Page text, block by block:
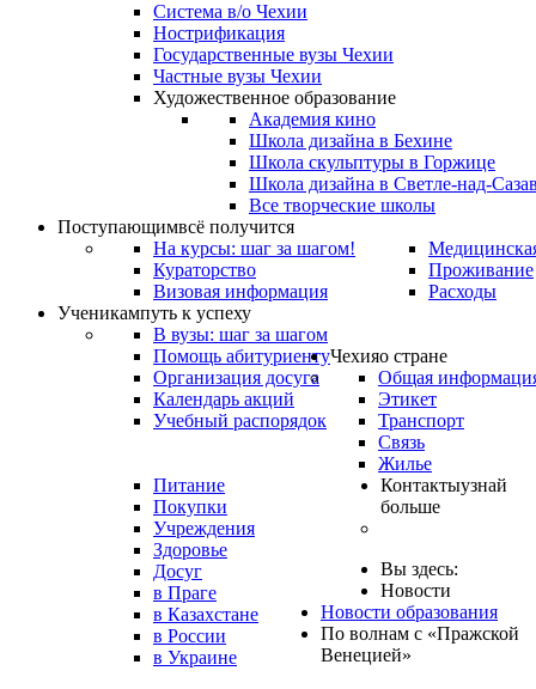
Система в/о Чехии
Нострификация
Государственные вузы Чехии
Частные вузы Чехии
Художественное образование
Академия кино
Школа дизайна в Бехине
Школа скульптуры в Горжице
Школа дизайна в Светле-над-
Все творческие школы
Поступающимвсё получится
На курсы: шаг за шагом!
Кураторство
Визовая информация
Проживание
Расходы
Ученикампуть к успеху
В вузы: шаг за шагом
Помощь абитуриенту
Организация досуга
Календарь акций
Учебный распорядок
Чехияо стране
Общая
Этикет
Транспорт
Связь
Жилье
Питание
Покупки
Учреждения
Здоровье
Досуг
Контактыузнай
больше
в Праге
в Казахстане
в России
в Украине
Вы здесь:
Новости
Новости образования
По волнам с «Пражской
Венецией»